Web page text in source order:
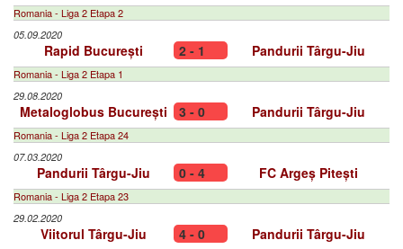
Romania - Liga 2 Etapa 2
05.09.2020
Rapid București 2 - 1 Pandurii Târgu-Jiu
Romania - Liga 2 Etapa 1
29.08.2020
Metaloglobus București 3 - 0 Pandurii Târgu-Jiu
Romania - Liga 2 Etapa 24
07.03.2020
Pandurii Târgu-Jiu 0 - 4 FC Argeș Pitești
Romania - Liga 2 Etapa 23
29.02.2020
Viitorul Târgu-Jiu 4 - 0 Pandurii Târgu-Jiu